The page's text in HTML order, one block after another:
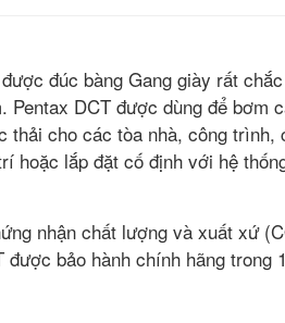
đúc bàng Gang giày rất
Pentax DCT được dùng để bơm
thải cho các tòa nhà, công trình,
hoặc lắp đặt cố định với hệ
nhận chất lượng và xuất xứ
được bảo hành chính hãng trong